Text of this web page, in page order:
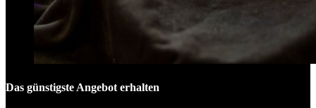
Das günstigste Angebot erhalten